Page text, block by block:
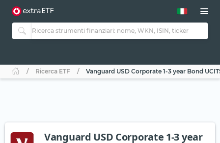
Ricerca ETF Vanguard USD Corporate 1-3 year Bond
Vanguard USD Corporate 1-3 year